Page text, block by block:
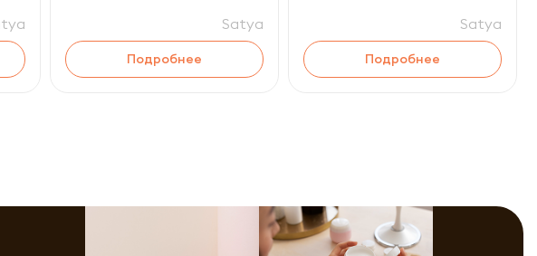
Satya
Подробнее
Satya
Подробнее